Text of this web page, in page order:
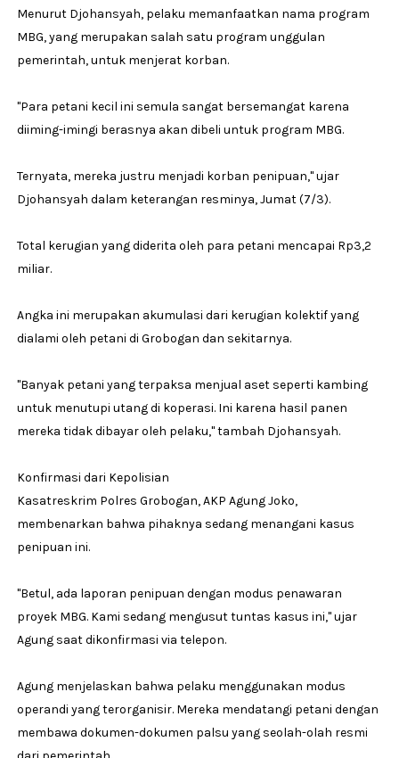
Menurut Djohansyah, pelaku memanfaatkan nama program
MBG, yang merupakan salah satu program unggulan
pemerintah, untuk menjerat korban.
"Para petani kecil ini semula sangat bersemangat karena
diiming-imingi berasnya akan dibeli untuk program MBG.
Ternyata, mereka justru menjadi korban penipuan," ujar
Djohansyah dalam keterangan resminya, Jumat (7/3).
Total kerugian yang diderita oleh para petani mencapai Rp3,2
miliar.
Angka ini merupakan akumulasi dari kerugian kolektif yang
dialami oleh petani di Grobogan dan sekitarnya.
"Banyak petani yang terpaksa menjual aset seperti kambing
untuk menutupi utang di koperasi. Ini karena hasil panen
mereka tidak dibayar oleh pelaku," tambah Djohansyah.
Konfirmasi dari Kepolisian
Kasatreskrim Polres Grobogan, AKP Agung Joko,
membenarkan bahwa pihaknya sedang menangani kasus
penipuan ini.
"Betul, ada laporan penipuan dengan modus penawaran
proyek MBG. Kami sedang mengusut tuntas kasus ini," ujar
Agung saat dikonfirmasi via telepon.
Agung menjelaskan bahwa pelaku menggunakan modus
operandi yang terorganisir. Mereka mendatangi petani dengan
membawa dokumen-dokumen palsu yang seolah-olah resmi